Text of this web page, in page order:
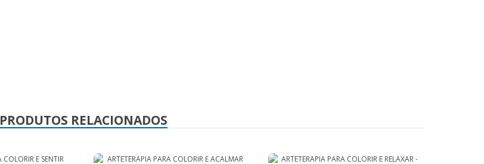
PRODUTOS RELACIONADOS